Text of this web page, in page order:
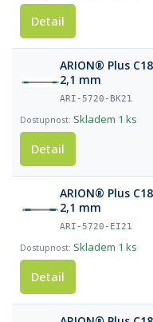
Detail
ARION® Plus
2,1 mm
ARI-5720-BK21
Skladem 1 ks
Detail
ARION® Plus
2,1 mm
ARI-5720-EI21
Skladem 1 ks
Detail